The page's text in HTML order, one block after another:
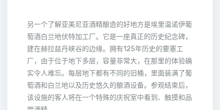
另一个了解亚美尼亚酒精酿造的好地方是埃里温诺伊葡
萄酒白兰地伏特加工厂。它是一座真正的历史纪念碑，
建在赫拉兹丹峡谷的边缘。拥有125年历史的要塞工
厂，由于位于地下多层，容量非常大，在那里的体验确
实令人难忘。每层地下都有不同的旧桶，里面装满了葡
萄酒和白兰地以及历史悠久的酿酒设备。参观结束后，
该设施的客人将在一个特殊的庆祝室中看到、触摸和品